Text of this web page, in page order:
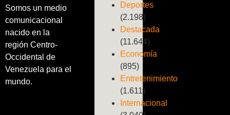
Somos un medio
comunicacional
nacido en la
región Centro-
Occidental de
Venezuela para el
mundo.
Deportes
(2.198)
Destacada
(11.644)
Economía
(895)
Entretenimiento
(1.611)
Internacional